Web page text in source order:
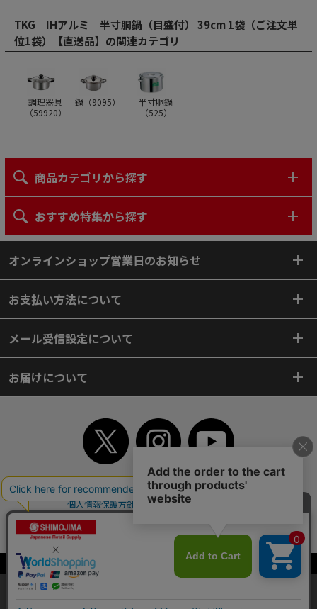
当サイトはクッキー（Cookie）を使用しています。Cookieの使用に同意いた
だける場合は「OK」をクリックしてください。
TKG IHアルミ 半寸胴鍋（目盛付） 39cm 1袋（ご注文単
位1袋）【直送品】の関連カテゴリ
調理器具
（59920）
鍋（9095）
半寸胴鍋
（525）
商品カテゴリから探す
おすすめ特集から探す
オンラインショップ営業日のお知らせ
お支払い方法について
メール受信設定について
お届けについて
TOP 初めてご利用のお客様へ ご利用案内
ご利用規約
個人情報保護方針
特定商取引法
よくあるご質問
サイトマップ
WEBカタログ 英語版TOP
Copyright© 2018 SHIMOJIMA Co.,Ltd. All Rights Reserved.